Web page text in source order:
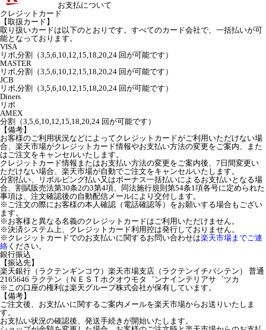
お支払について
クレジットカード
【取扱カード】
取り扱いカードは以下のとおりです。すべてのカード会社で、一括払いが可
能となっております。
VISA
リボ,分割（3,5,6,10,12,15,18,20,24 回が可能です）
MASTER
リボ,分割（3,5,6,10,12,15,18,20,24 回が可能です）
JCB
リボ,分割（3,5,6,10,12,15,18,20,24 回が可能です）
Diners
リボ
AMEX
分割（3,5,6,10,12,15,18,20,24 回が可能です）
【備考】
お客様のご利用状況などによってクレジットカードがご利用いただけない場
合、楽天市場がクレジットカード情報やお支払い方法の変更をご案内、また
はご注文をキャンセルいたします。
クレジットカード情報またはお支払い方法の変更をご案内後、7日間変更い
ただけない場合、楽天市場が自動でご注文をキャンセルいたします。
分割払い、リボルビング払い又はボーナス一括払いによるお支払いとなる場
合、割賦販売法第30条2の3第4項、同法施行規則第54条1項各号に定められた
事項は、注文確認後の自動配信メールにより交付します。
※ご注文の際にお客様の本人確認（電話確認等）をお願いする場合もござい
ます。
※お客様と異なる名義のクレジットカードはご利用いただけません。
※決済システム上、クレジットカード利用控は発行しておりません。
※クレジットカードでのお支払いに関するお問い合わせは楽天市場までご連
絡 ください。
銀行振込
【振込先】
楽天銀行（ラクテンギンコウ）楽天市場支店（ラクテンイチバシテン） 普通
2165646 ラクテン（ＮＥＳＴホクオウモタ゛ンナインテリアサ゛ツカ
※この口座の権利は楽天グループ株式会社が保有しています。
【備考】
ご注文後、お支払いに関するご案内メールを楽天市場からお送りいたしま
す。
お支払い状況の確認後、発送手続きが開始いたします。